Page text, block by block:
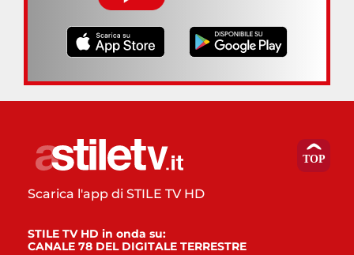
Scarica l'app di STILE TV HD
STILE TV HD in onda su:
CANALE 78 DEL DIGITALE TERRESTRE